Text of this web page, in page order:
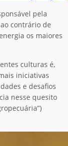
pela
contrário de
os maiores
culturas é,
iniciativas
e desafios
nesse quesito